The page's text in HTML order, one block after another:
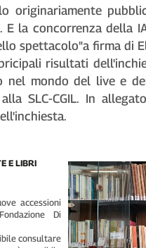
originariamente
E la concorrenza della
spettacolo"a firma di
risultati
nel mondo del live e
SLC-CGIL. In
E LIBRI
accessioni
Di
consultare